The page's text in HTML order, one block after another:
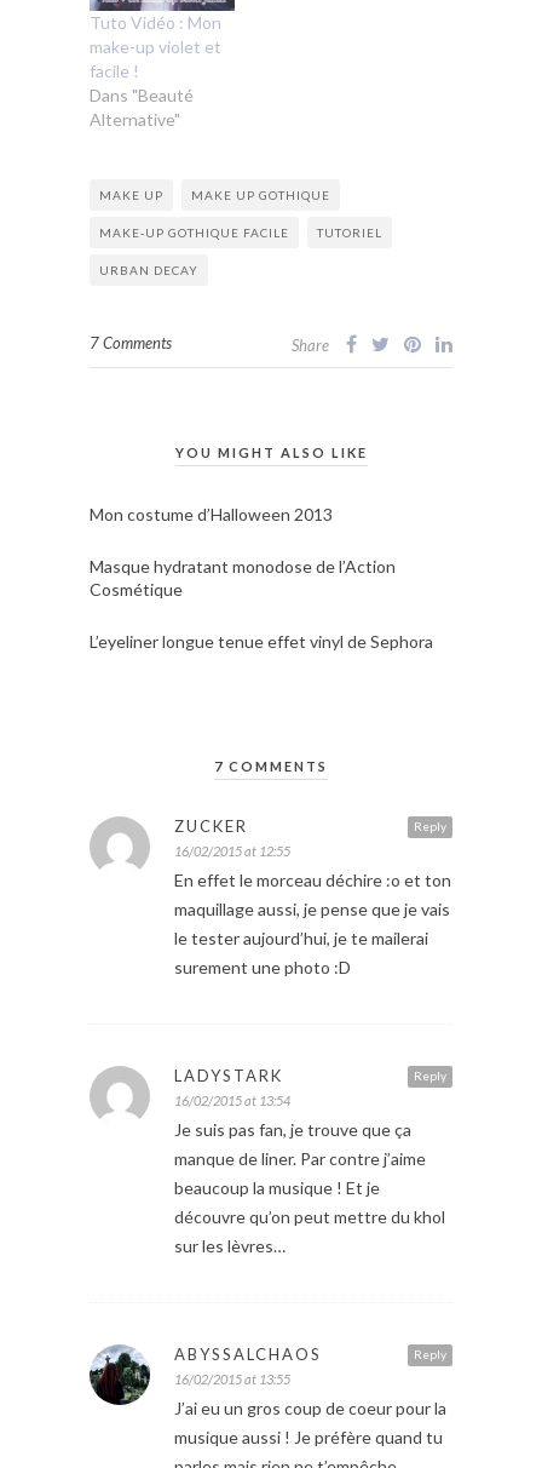
Tuto Vidéo : Mon
make-up violet et
facile !
Dans "Beauté
Alternative"
MAKE UP MAKE UP GOTHIQUE
MAKE-UP GOTHIQUE FACILE TUTORIEL
URBAN DECAY
7 Comments Share
YOU MIGHT ALSO LIKE
Mon costume d’Halloween 2013
Masque hydratant monodose de l’Action
Cosmétique
L’eyeliner longue tenue effet vinyl de Sephora
7 COMMENTS
Reply
ZUCKER
16/02/2015 at 12:55
En effet le morceau déchire :o et ton
maquillage aussi, je pense que je vais
le tester aujourd’hui, je te mailerai
surement une photo :D
Reply
LADYSTARK
16/02/2015 at 13:54
Je suis pas fan, je trouve que ça
manque de liner. Par contre j’aime
beaucoup la musique ! Et je
découvre qu’on peut mettre du khol
sur les lèvres…
Reply
ABYSSALCHAOS
16/02/2015 at 13:55
J’ai eu un gros coup de coeur pour la
musique aussi ! Je préfère quand tu